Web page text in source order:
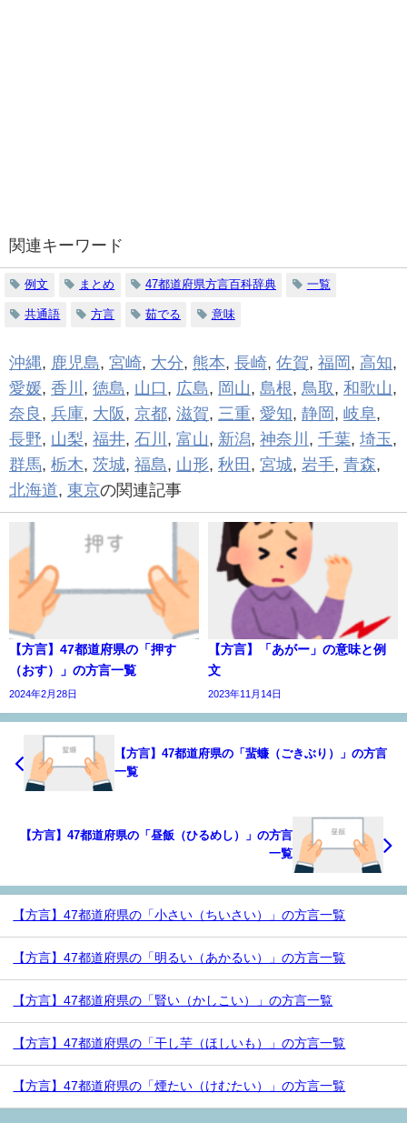
関連キーワード
例文 まとめ 47都道府県方言百科辞典 一覧
共通語 方言 茹でる 意味
沖縄, 鹿児島, 宮崎, 大分, 熊本, 長崎, 佐賀, 福岡 , 高知,
愛媛, 香川 , 徳島, 山口 , 広島, 岡山, 島根, 鳥取, 和歌山,
奈良 , 兵庫, 大阪, 京都, 滋賀, 三重, 愛知, 静岡 , 岐阜,
長野, 山梨, 福井, 石川 , 富山, 新潟, 神奈川 , 千葉, 埼玉,
群馬, 栃木, 茨城, 福島, 山形, 秋田 , 宮城, 岩手, 青森,
北海道, 東京の関連記事
【方言】47都道府県の「押す
（おす）」の方言一覧
2024年2月28日
【方言】​​「あがー」の意味と例
文
2023年11月14日
【方言】47都道府県の「蜚蠊（ごきぶり）」の方言
一覧
【方言】47都道府県の「昼飯（ひるめし）」の方言
一覧
【方言】47都道府県の「小さい（ちいさい）」の方言一覧
【方言】47都道府県の「明るい（あかるい）」の方言一覧
【方言】47都道府県の「賢い（かしこい）」の方言一覧
【方言】47都道府県の「干し芋（ほしいも）」の方言一覧
【方言】47都道府県の「煙たい（けむたい）」の方言一覧